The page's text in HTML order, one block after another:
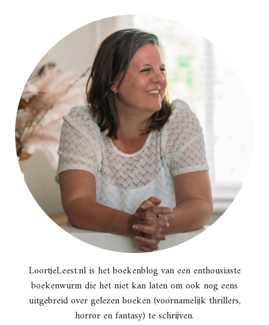
LoortjeLeest.nl is het boekenblog van een enthousiaste
boekenwurm die het niet kan laten om ook nog eens
uitgebreid over gelezen boeken (voornamelijk thrillers,
horror en fantasy) te schrijven.